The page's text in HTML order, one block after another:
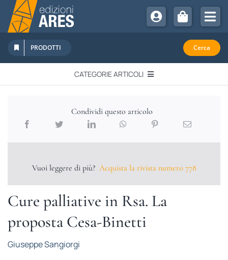
Salta
contenuto
Chi Siamo
Sostienici
Abbonamenti
Newsletter
Libri Ares
PRODOTTI Cerca
CATEGORIE ARTICOLI
QUADERNI MONOGRAFICI
RECENSIONI
Condividi questo articolo
Vuoi leggere di più? Acquista la rivista numero 778
Cure palliative in Rsa. La
proposta Cesa-Binetti
Giuseppe Sangiorgi